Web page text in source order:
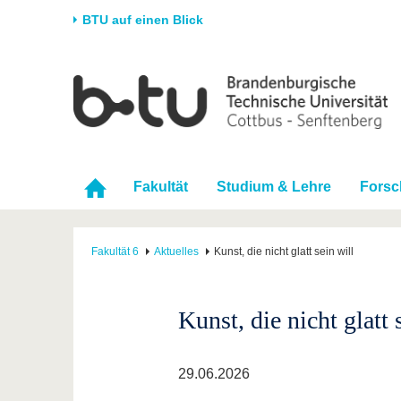
BTU auf einen Blick
Universität
Karriere & Engagement
Forschung
Förderung Im
Fakultät Studium & Lehre
Fakultät 6 Aktuelles Kunst, die nicht glatt sein will
Kunst, die nicht glatt
29.06.2026